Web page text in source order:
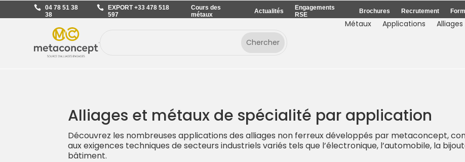
04 78 51 38
38
EXPORT +33 478 518
597
Cours des
métaux
Actualités
Engagements
RSE
Brochures Recrutement
Métaux Applications Alliages
Alliages et métaux de spécialité par application
Découvrez les nombreuses applications des alliages non ferreux développés par metaconcept,
aux exigences techniques de secteurs industriels variés tels que l’électronique, l’automobile, la
bâtiment.